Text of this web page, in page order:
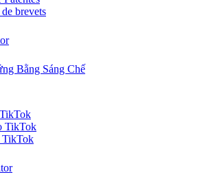
brevets
Bằng Sáng Chế
TikTok
TikTok